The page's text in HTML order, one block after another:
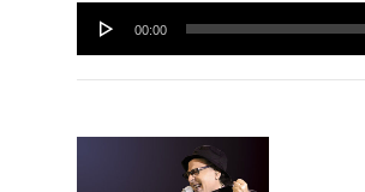
Audio
Player
00:00
IT